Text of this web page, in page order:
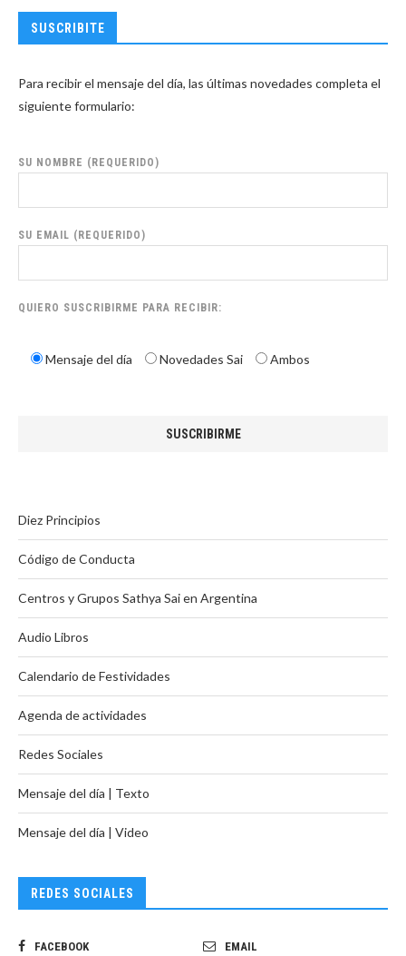
SUSCRIBITE
Para recibir el mensaje del día, las últimas novedades completa el
siguiente formulario:
SU NOMBRE (REQUERIDO)
SU EMAIL (REQUERIDO)
QUIERO SUSCRIBIRME PARA RECIBIR:
Mensaje del día Novedades Sai Ambos
Diez Principios
Código de Conducta
Centros y Grupos Sathya Sai en Argentina
Audio Libros
Calendario de Festividades
Agenda de actividades
Redes Sociales
Mensaje del día | Texto
Mensaje del día | Video
REDES SOCIALES
FACEBOOK EMAIL